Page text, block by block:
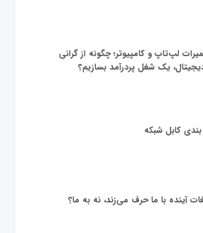
لپ‌تاپ و کامپیوتر؛ چگونه از گرانی
یک شغل پردرآمد بسازیم؟
کابل شبکه
آینده با ما حرف می‌زند، نه به ما؟